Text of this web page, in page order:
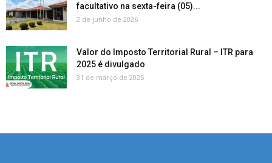
facultativo na sexta-feira (05)...
2 de junho de 2026
Valor do Imposto Territorial Rural – ITR para
2025 é divulgado
31 de março de 2025